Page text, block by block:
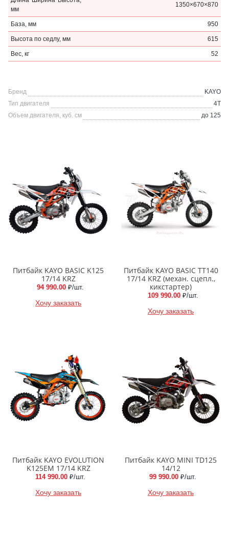
мм
1350×670×870
База, мм 950
Высота по седлу, мм 615
Вес, кг 52
Бренд
KAYO
Тип двигателя
4Т
Объем двигателя, куб. см
до 125
Питбайк KAYO BASIC K125
17/14 KRZ
94 990.00 ₽/шт.
Хочу заказать
Питбайк KAYO BASIC TT140
17/14 KRZ (механ. сцепл.,
кикстартер)
109 990.00 ₽/шт.
Хочу заказать
Питбайк KAYO EVOLUTION
K125EM 17/14 KRZ
114 990.00 ₽/шт.
Хочу заказать
Питбайк KAYO MINI TD125
14/12
99 990.00 ₽/шт.
Хочу заказать